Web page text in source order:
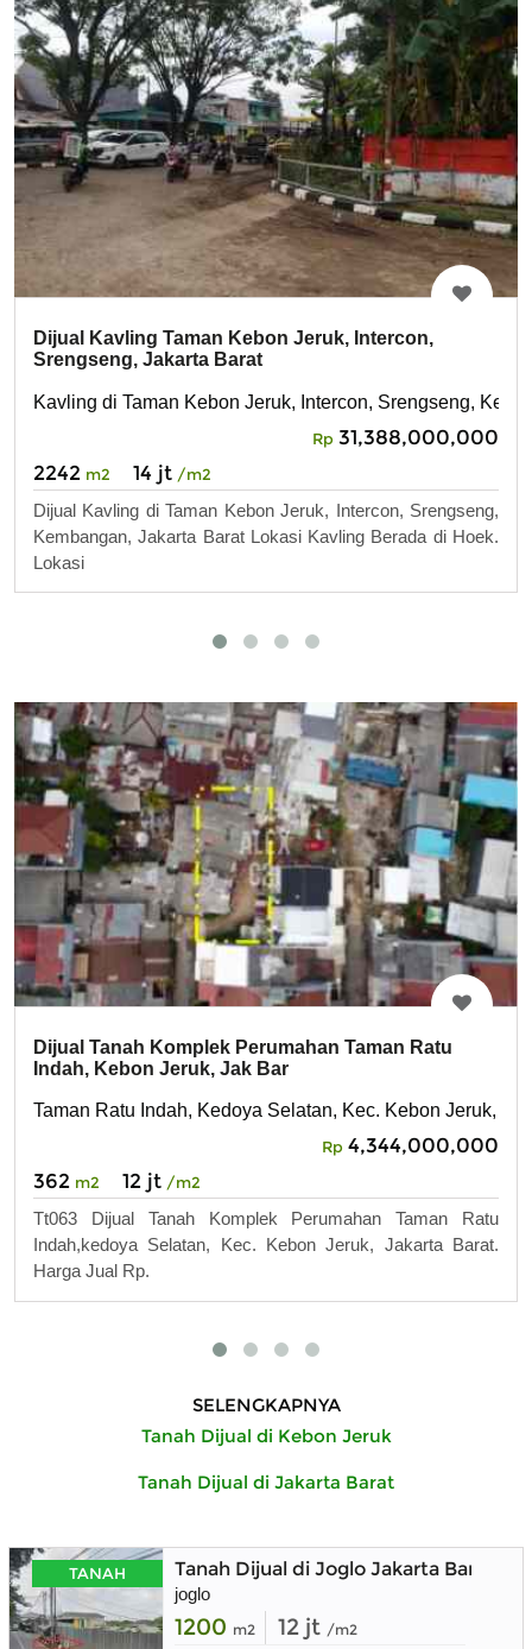
Dijual Kavling Taman Kebon Jeruk, Intercon,
Srengseng, Jakarta Barat
Kavling di Taman Kebon Jeruk, Intercon, Srengseng,
Rp 31,388,000,000
2242 m2 14 jt /m2
Dijual Kavling di Taman Kebon Jeruk, Intercon, Srengseng,
Kembangan, Jakarta Barat Lokasi Kavling Berada di Hoek.
Lokasi
Dijual Tanah Komplek Perumahan Taman Ratu
Indah, Kebon Jeruk, Jak Bar
Taman Ratu Indah, Kedoya Selatan, Kec. Kebon Jeruk,
Rp 4,344,000,000
362 m2 12 jt /m2
Tt063 Dijual Tanah Komplek Perumahan Taman Ratu
Indah,kedoya Selatan, Kec. Kebon Jeruk, Jakarta Barat.
Harga Jual Rp.
SELENGKAPNYA
Tanah Dijual di Kebon Jeruk
Tanah Dijual di Jakarta Barat
TANAH Tanah Dijual di Joglo Jakarta Barat,
joglo
1200 m2 12 jt /m2